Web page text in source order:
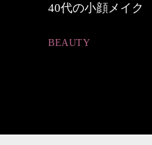
【ワーママのきれ